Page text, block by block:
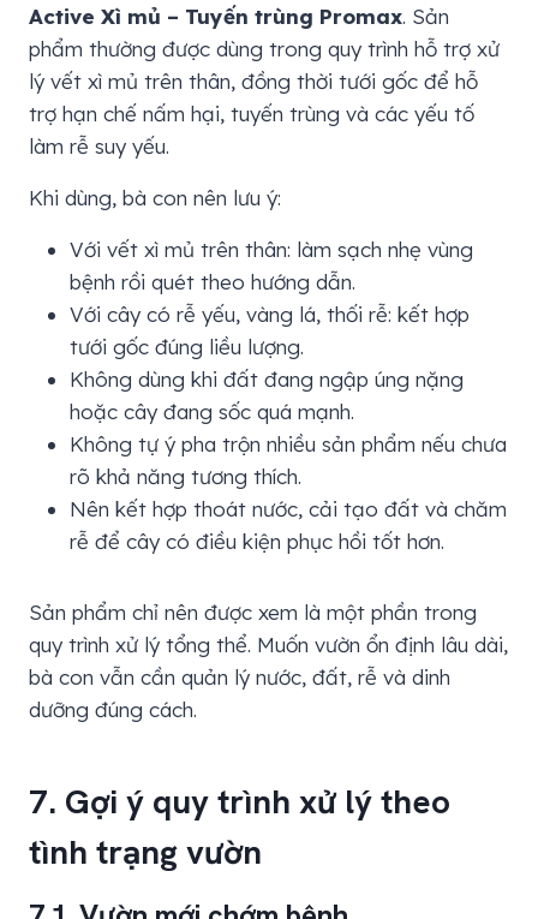
Active Xì mủ – Tuyến trùng Promax. Sản
phẩm thường được dùng trong quy trình hỗ trợ xử
lý vết xì mủ trên thân, đồng thời tưới gốc để hỗ
trợ hạn chế nấm hại, tuyến trùng và các yếu tố
làm rễ suy yếu.
Khi dùng, bà con nên lưu ý:
Với vết xì mủ trên thân: làm sạch nhẹ vùng
bệnh rồi quét theo hướng dẫn.
Với cây có rễ yếu, vàng lá, thối rễ: kết hợp
tưới gốc đúng liều lượng.
Không dùng khi đất đang ngập úng nặng
hoặc cây đang sốc quá mạnh.
Không tự ý pha trộn nhiều sản phẩm nếu chưa
rõ khả năng tương thích.
Nên kết hợp thoát nước, cải tạo đất và chăm
rễ để cây có điều kiện phục hồi tốt hơn.
Sản phẩm chỉ nên được xem là một phần trong
quy trình xử lý tổng thể. Muốn vườn ổn định lâu dài,
bà con vẫn cần quản lý nước, đất, rễ và dinh
dưỡng đúng cách.
7. Gợi ý quy trình xử lý theo
tình trạng vườn